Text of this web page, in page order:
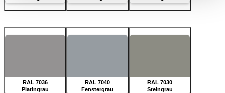
RAL 7036
Platingrau
RAL 7040
Fenstergrau
RAL 7030
Steingrau